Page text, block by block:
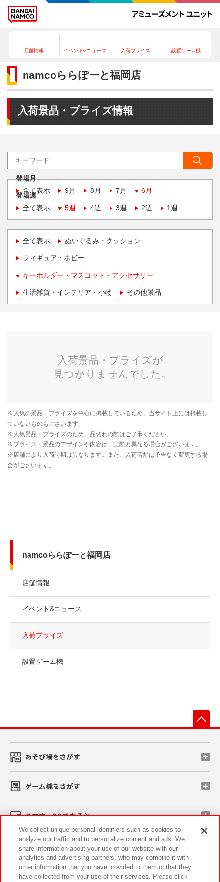
店舗情報 イベント&ニュース 入荷プライズ 設置ゲーム機
namcoららぽーと福岡店
入荷景品・プライズ情報
登場月
全て表示
9月 8月 7月 6月
登場週
全て表示
5週 4週 3週 2週 1週
全て表示 ぬいぐるみ・クッション
フィギュア・ホビー
キーホルダー・マスコット・アクセサリー
生活雑貨・インテリア・小物 その他景品
namcoららぽーと福岡店
店舗情報
イベント&ニュース
入荷プライズ
設置ゲーム機
あそび場をさがす
ゲーム機をさがす
スマホ・PCであそぶ
イベント・キャンペーン
We collect unique personal identifiers such as cookies to
analyze our traffic and to personalize content and ads. We
share information about your use of our website with our
analytics and advertising partners, who may combine it with
other information that you have provided to them or that they
have collected from your use of their services. Please click